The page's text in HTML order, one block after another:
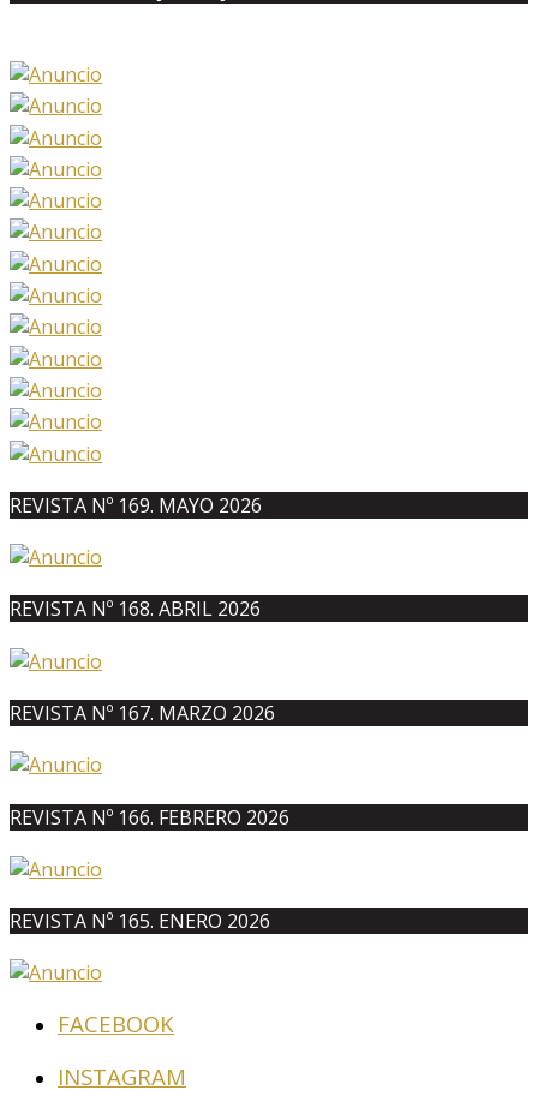
REVISTA Nº 169. MAYO 2026
REVISTA Nº 168. ABRIL 2026
REVISTA Nº 167. MARZO 2026
REVISTA Nº 166. FEBRERO 2026
REVISTA Nº 165. ENERO 2026
FACEBOOK
INSTAGRAM